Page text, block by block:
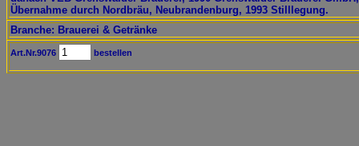
Übernahme durch Nordbräu, Neubrandenburg, 1993 Stilllegung.
Branche: Brauerei & Getränke
Art.Nr.9076 bestellen